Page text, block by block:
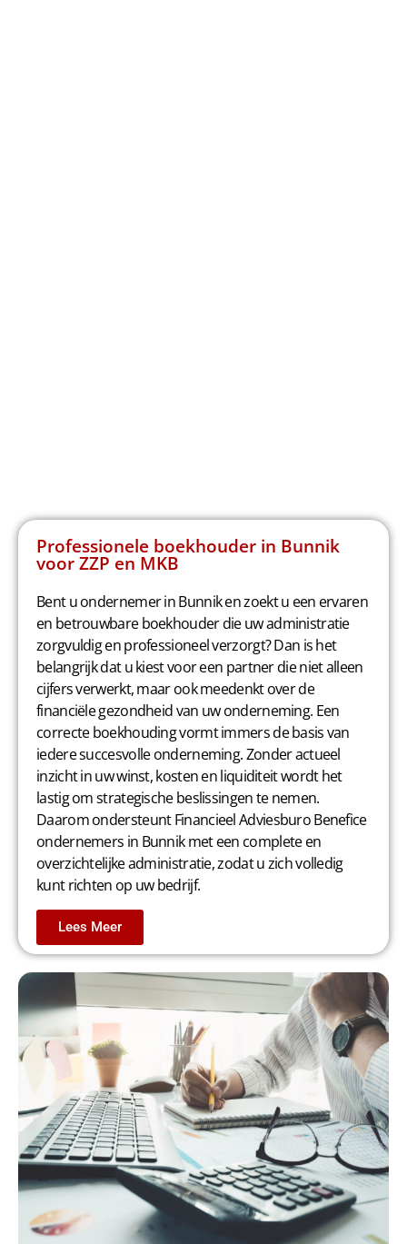
Professionele boekhouder in Bunnik
voor ZZP en MKB
Bent u ondernemer in Bunnik en zoekt u een ervaren
en betrouwbare boekhouder die uw administratie
zorgvuldig en professioneel verzorgt? Dan is het
belangrijk dat u kiest voor een partner die niet alleen
cijfers verwerkt, maar ook meedenkt over de
financiële gezondheid van uw onderneming. Een
correcte boekhouding vormt immers de basis van
iedere succesvolle onderneming. Zonder actueel
inzicht in uw winst, kosten en liquiditeit wordt het
lastig om strategische beslissingen te nemen.
Daarom ondersteunt Financieel Adviesburo Benefice
ondernemers in Bunnik met een complete en
overzichtelijke administratie, zodat u zich volledig
kunt richten op uw bedrijf.
Lees Meer